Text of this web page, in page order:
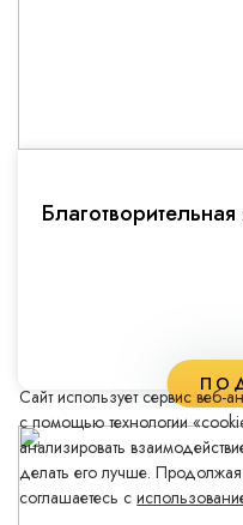
Сайт использует сервис веб-
с помощью технологии
анализировать
делать его лучше.
соглашаетесь с